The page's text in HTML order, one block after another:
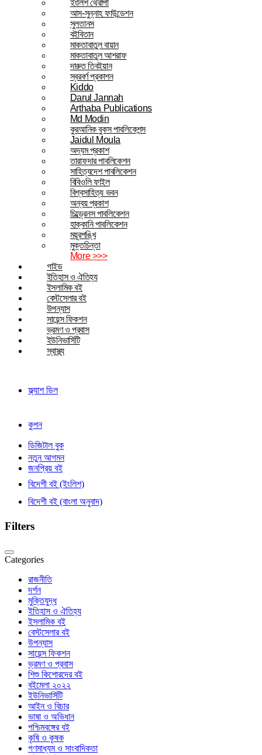
ইংলিশ থেরাপী
আস-সুন্নাহ ফাউন্ডেশন
সুলতানস
বইবিতান
মাকতাবাতুল বায়ান
মাকতাবাতুল আশরাফ
দারুত তিবইয়ান
স্বরবর্ণ প্রকাশন
Kiddo
Darul Jannah
Arthaba Publications
Md Modin
কুরআনিক বুকস পাবলিকেশন্স
Jaidul Moula
অদ্যম প্রকাশ
তারাফদার পাবলিকেশন
সাহিত্যদেশ পাবলিকেশন
বিবিওলি ফাইল
বিশ্বসাহিত্য ভবন
অন্বয় প্রকাশ
চিল্ড্রেনস পাবলিকেশন
হাক্কানি পাবলিকেশন
ময়ূরপঙ্খি
মুক্তচিন্তা
More >>>
গাইড
ইতিহাস ও ঐতিহ্য
ইসলামিক বই
বেস্টসেলার বই
উপন্যাস
সায়েন্স ফিকশন
ভ্রমণ ও প্রবাস
ইউনিভার্সিটি
স্বাস্থ্য
ফ্ল্যাশ ডিল
কুপন
ডিজিটাল বুক
নতুন আগমন
জনপ্রিয় বই
বিদেশী বই (ইংলিশ)
বিদেশী বই (বাংলা অনুবাদ)
Filters
Categories
রাজনীতি
দর্শন
মুক্তিযুদ্ধ
ইতিহাস ও ঐতিহ্য
ইসলামিক বই
বেস্টসেলার বই
উপন্যাস
সায়েন্স ফিকশন
ভ্রমণ ও প্রবাস
শিশু কিশোরদের বই
বইমেলা ২০২২
ইউনিভার্সিটি
আইন ও বিচার
ভাষা ও অভিধান
পশ্চিমবঙ্গের বই
কৃষি ও কৃষক
গণমাধ্যম ও সাংবাদিকতা